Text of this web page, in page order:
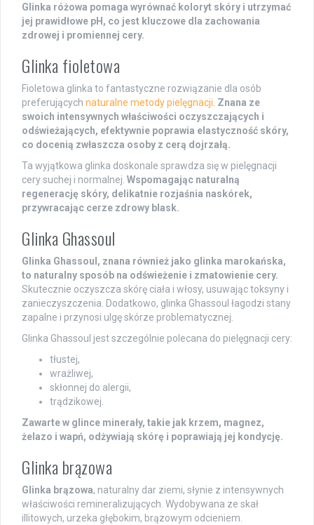
Glinka różowa pomaga wyrównać koloryt skóry i utrzymać
jej prawidłowe pH, co jest kluczowe dla zachowania
zdrowej i promiennej cery.
Glinka fioletowa
Fioletowa glinka to fantastyczne rozwiązanie dla osób
preferujących naturalne metody pielęgnacji Znana ze
swoich intensywnych właściwości oczyszczających i
odświeżających, efektywnie poprawia elastyczność skóry,
co docenią zwłaszcza osoby z cerą dojrzałą.
Ta wyjątkowa glinka doskonale sprawdza się w pielęgnacji
cery suchej i normalnej. Wspomagając naturalną
regenerację skóry, delikatnie rozjaśnia naskórek,
przywracając cerze zdrowy blask.
Glinka Ghassoul
Glinka Ghassoul, znana również jako glinka marokańska,
to naturalny sposób na odświeżenie i zmatowienie cery.
Skutecznie oczyszcza skórę ciała i włosy, usuwając toksyny i
zanieczyszczenia. Dodatkowo, glinka Ghassoul łagodzi stany
zapalne i przynosi ulgę skórze problematycznej.
Glinka Ghassoul jest szczególnie polecana do pielęgnacji cery:
tłustej,
wrażliwej,
skłonnej do alergii,
trądzikowej.
Zawarte w glince minerały, takie jak krzem, magnez,
żelazo i wapń, odżywiają skórę i poprawiają jej kondycję.
Glinka brązowa
Glinka brązowa, naturalny dar ziemi, słynie z intensywnych
właściwości remineralizujących. Wydobywana ze skał
illitowych, urzeka głębokim, brązowym odcieniem.